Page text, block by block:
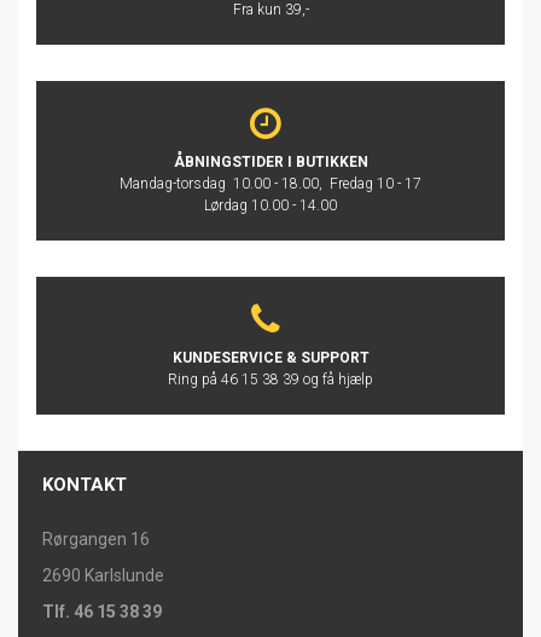
Fra kun 39,-
ÅBNINGSTIDER I BUTIKKEN
Mandag-torsdag 10.00 - 18.00, Fredag 10 - 17
Lørdag 10.00 - 14.00
KUNDESERVICE & SUPPORT
Ring på 46 15 38 39 og få hjælp
KONTAKT
Rørgangen 16
2690 Karlslunde
Tlf. 46 15 38 39